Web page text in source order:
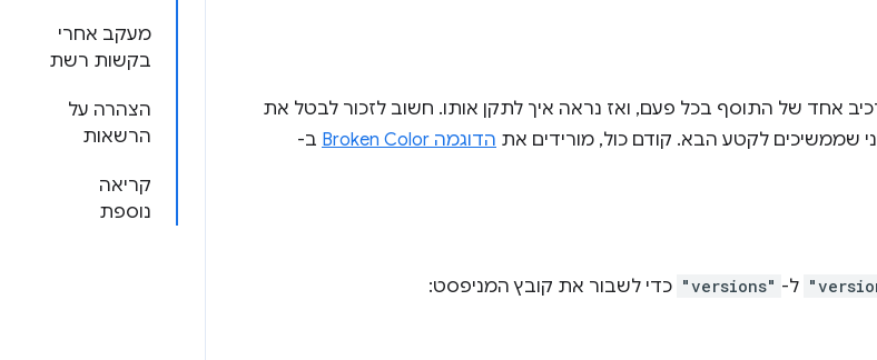
מעקב אחרי
בקשות רשת
הצהרה על
הרשאות
קריאה
נוספת
אחד של התוסף בכל פעם, ואז נראה איך לתקן אותו. חשוב לזכור לבטל את
שממשיכים לקטע הבא. קודם כול, מורידים את הדוגמה Broken Color
ב-
ל- "versions" כדי לשבור את קובץ המניפסט: